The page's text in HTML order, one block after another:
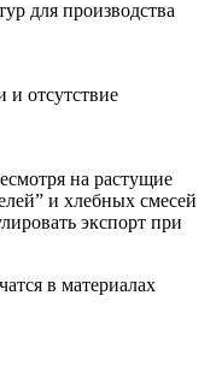
для производства
отсутствие
на растущие
и хлебных смесей
экспорт при
в материалах